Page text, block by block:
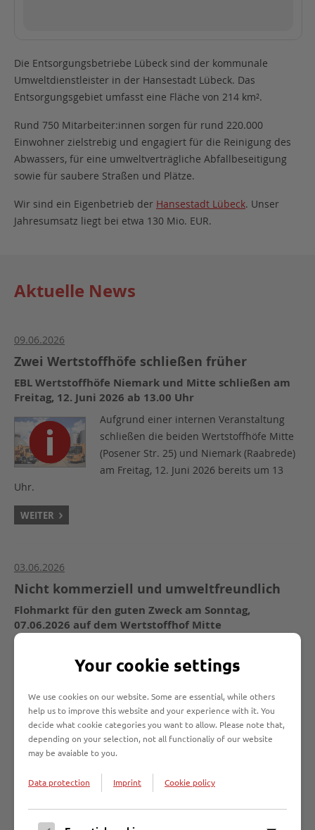
Die Entsorgungsbetriebe Lübeck sind der kommunale
Umweltdienstleister in der Hansestadt Lübeck. Das
Entsorgungsgebiet umfasst eine Fläche von 214 km².
Rund 750 Mitarbeiter:innen sorgen für rund 220.000
Einwohner zielstrebig und engagiert für die Reinigung des
Abwassers, für eine umweltverträgliche Abfallbeseitigung
sowie für saubere Straßen und Plätze.
Wir sind ein Eigenbetrieb der Hansestadt Lübeck. Unser
Jahresumsatz liegt bei etwa 130 Mio. EUR.
Aktuelle News
09.06.2026
Zwei Wertstoffhöfe schließen früher
EBL Wertstoffhöfe Niemark und Mitte schließen am
Freitag, 12. Juni 2026 ab 13.00 Uhr
Aufgrund einer internen Veranstaltung
schließen die beiden Wertstoffhöfe Mitte
(Posener Str. 25) und Niemark (Raabrede)
am Freitag, 12. Juni 2026 bereits um 13
Uhr.
WEITER
03.06.2026
Nicht kommerziell und umweltfreundlich
Flohmarkt für den guten Zweck am Sonntag,
07.06.2026 auf dem Wertstoffhof Mitte
dem Wertstoffhof Mitte in der Posener
Flohmarkt der EBL statt.
WEITER
27.05.2026
Nachhaltig teilen statt neu kaufen
Your cookie settings
We use cookies on our website. Some are essential, while others
help us to improve this website and your experience with it. You
decide what cookie categories you want to allow. Please note that,
depending on your selection, not all functionaliy of our website
may be avaiable to you.
Data protection Imprint Cookie policy